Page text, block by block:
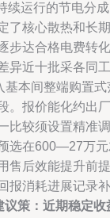
续运行的节电分
了核心散热和长期
步达合格电费转化
异近十批采各同工
基本间整端购置式
。报价能化约出厂
比较须设置精准调
选在600—27万
售后效能提升前提
报消耗进展记录补
议策：近期稳定收